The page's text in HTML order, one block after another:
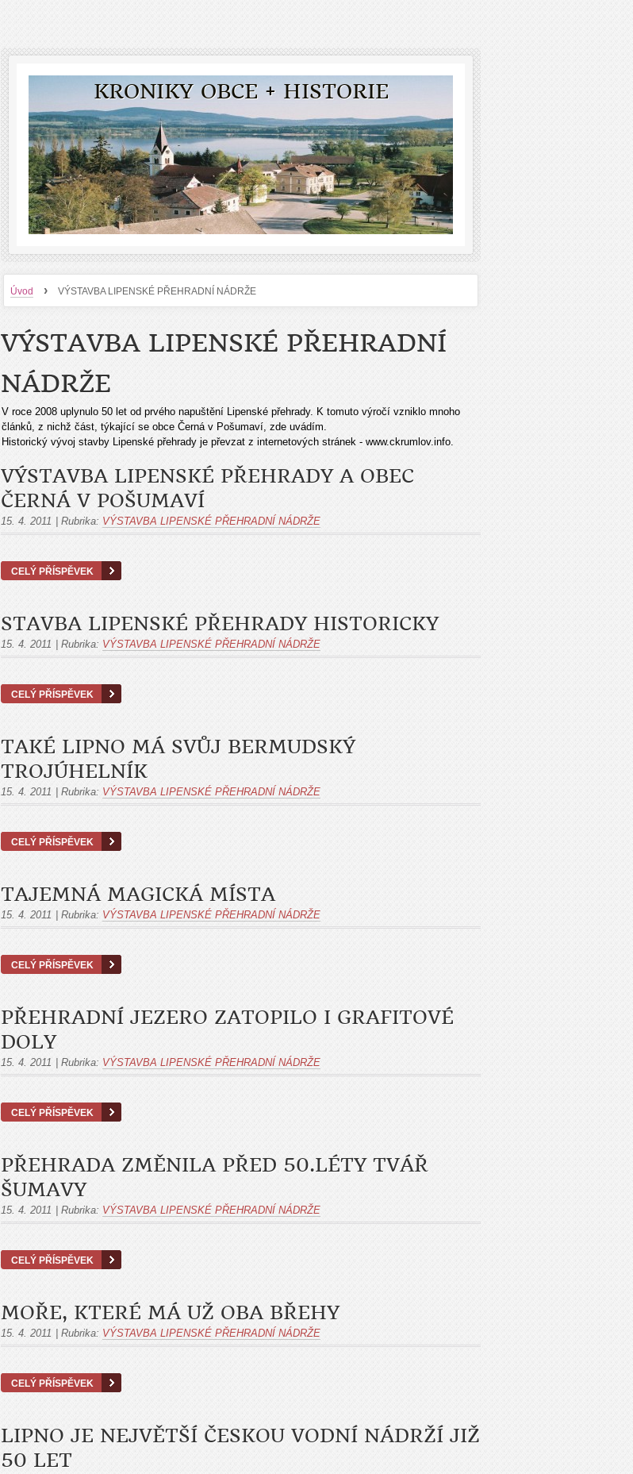
KRONIKY OBCE + HISTORIE
Úvod › VÝSTAVBA LIPENSKÉ PŘEHRADNÍ NÁDRŽE
VÝSTAVBA LIPENSKÉ PŘEHRADNÍ
NÁDRŽE
V roce 2008 uplynulo 50 let od prvého napuštění Lipenské přehrady. K tomuto výročí vzniklo mnoho
článků, z nichž část, týkající se obce Černá v Pošumaví, zde uvádím.
Historický vývoj stavby Lipenské přehrady je převzat z internetových stránek - www.ckrumlov.info.
VÝSTAVBA LIPENSKÉ PŘEHRADY A OBEC
ČERNÁ V POŠUMAVÍ
15. 4. 2011 Rubrika: VÝSTAVBA LIPENSKÉ PŘEHRADNÍ NÁDRŽE
CELÝ PŘÍSPĚVEK
STAVBA LIPENSKÉ PŘEHRADY HISTORICKY
15. 4. 2011 Rubrika: VÝSTAVBA LIPENSKÉ PŘEHRADNÍ NÁDRŽE
CELÝ PŘÍSPĚVEK
TAKÉ LIPNO MÁ SVŮJ BERMUDSKÝ
TROJÚHELNÍK
15. 4. 2011 Rubrika: VÝSTAVBA LIPENSKÉ PŘEHRADNÍ NÁDRŽE
CELÝ PŘÍSPĚVEK
TAJEMNÁ MAGICKÁ MÍSTA
15. 4. 2011 Rubrika: VÝSTAVBA LIPENSKÉ PŘEHRADNÍ NÁDRŽE
CELÝ PŘÍSPĚVEK
PŘEHRADNÍ JEZERO ZATOPILO I GRAFITOVÉ
DOLY
15. 4. 2011 Rubrika: VÝSTAVBA LIPENSKÉ PŘEHRADNÍ NÁDRŽE
CELÝ PŘÍSPĚVEK
PŘEHRADA ZMĚNILA PŘED 50.LÉTY TVÁŘ
ŠUMAVY
15. 4. 2011 Rubrika: VÝSTAVBA LIPENSKÉ PŘEHRADNÍ NÁDRŽE
CELÝ PŘÍSPĚVEK
MOŘE, KTERÉ MÁ UŽ OBA BŘEHY
15. 4. 2011 Rubrika: VÝSTAVBA LIPENSKÉ PŘEHRADNÍ NÁDRŽE
CELÝ PŘÍSPĚVEK
LIPNO JE NEJVĚTŠÍ ČESKOU VODNÍ NÁDRŽÍ JIŽ
50 LET